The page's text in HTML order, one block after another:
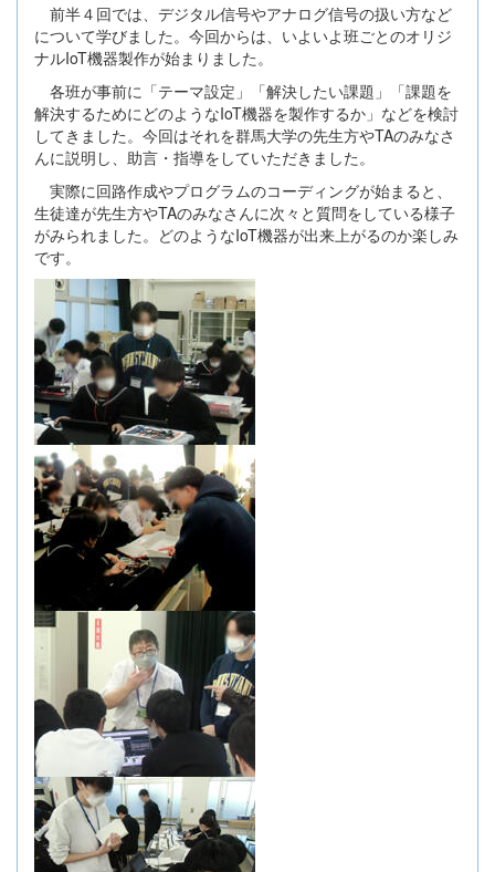
前半４回では、デジタル信号やアナログ信号の扱い方など
について学びました。今回からは、いよいよ班ごとのオリジ
ナルIoT機器製作が始まりました。
各班が事前に「テーマ設定」「解決したい課題」「課題を
解決するためにどのようなIoT機器を製作するか」などを検討
してきました。今回はそれを群馬大学の先生方やTAのみなさ
んに説明し、助言・指導をしていただきました。
実際に回路作成やプログラムのコーディングが始まると、
生徒達が先生方やTAのみなさんに次々と質問をしている様子
がみられました。どのようなIoT機器が出来上がるのか楽しみ
です。